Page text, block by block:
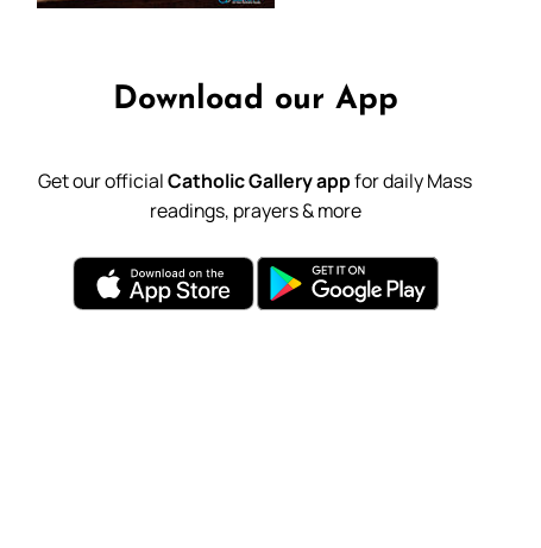
Download our App
Get our officialCatholic Gallery appfor daily Mass
readings, prayers & more